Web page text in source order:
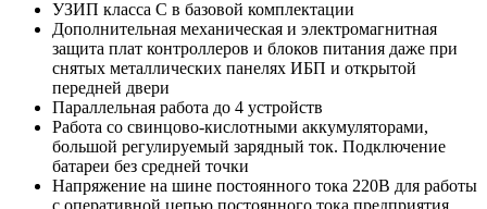
УЗИП класса С в базовой комплектации
Дополнительная механическая и электромагнитная
защита плат контроллеров и блоков питания даже при
снятых металлических панелях ИБП и открытой
передней двери
Параллельная работа до 4 устройств
Работа со свинцово-кислотными аккумуляторами,
большой регулируемый зарядный ток. Подключение
батареи без средней точки
Напряжение на шине постоянного тока 220В для работы